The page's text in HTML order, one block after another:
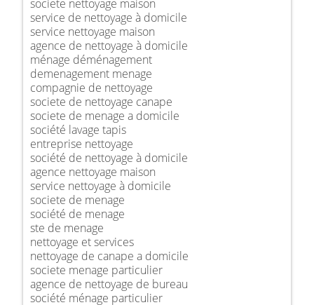
societe nettoyage maison
service de nettoyage à domicile
service nettoyage maison
agence de nettoyage à domicile
ménage déménagement
demenagement menage
compagnie de nettoyage
societe de nettoyage canape
societe de menage a domicile
société lavage tapis
entreprise nettoyage
société de nettoyage à domicile
agence nettoyage maison
service nettoyage à domicile
societe de menage
société de menage
ste de menage
nettoyage et services
nettoyage de canape a domicile
societe menage particulier
agence de nettoyage de bureau
société ménage particulier